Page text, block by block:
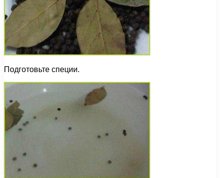
Подготовьте специи.